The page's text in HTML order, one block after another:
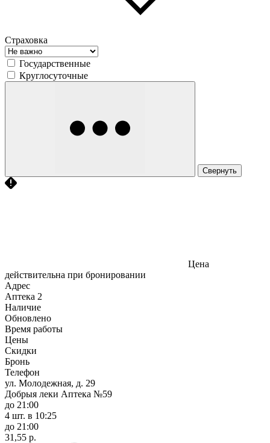
Страховка
Государственные
Круглосуточные
Свернуть
Цена
действительна при бронировании
Адрес
Аптека 2
Наличие
Обновлено
Время работы
Цены
Скидки
Бронь
Телефон
ул. Молодежная, д. 29
Добрыя леки Аптека №59
до 21:00
4 шт. в 10:25
до 21:00
31,55 р.